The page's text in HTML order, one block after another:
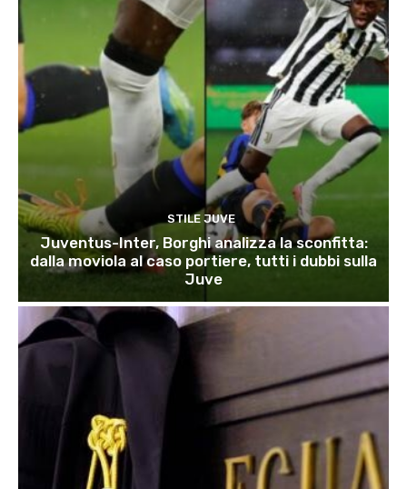
STILE JUVE
Juventus-Inter, Borghi analizza la sconfitta:
dalla moviola al caso portiere, tutti i dubbi sulla
Juve